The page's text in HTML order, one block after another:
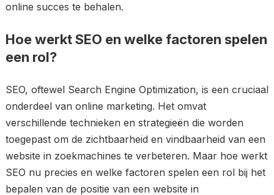
online succes te behalen.
Hoe werkt SEO en welke factoren spelen
een rol?
SEO, oftewel Search Engine Optimization, is een cruciaal
onderdeel van online marketing. Het omvat
verschillende technieken en strategieën die worden
toegepast om de zichtbaarheid en vindbaarheid van een
website in zoekmachines te verbeteren. Maar hoe werkt
SEO nu precies en welke factoren spelen een rol bij het
bepalen van de positie van een website in